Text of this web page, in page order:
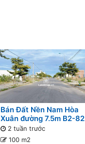
Bán Đất Nền Nam Hòa
Xuân đường 7.5m B2-82
lô 4x - Gần Sông
2 tuần trước
100 m2